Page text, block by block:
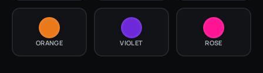
ORANGE VIOLET ROSE